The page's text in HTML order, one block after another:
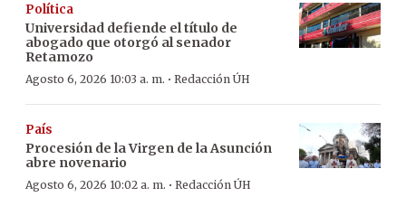
Política
Universidad defiende el título de
abogado que otorgó al senador
Retamozo
Agosto 6, 2026 10:03 a. m. · Redacción ÚH
País
Procesión de la Virgen de la Asunción
abre novenario
Agosto 6, 2026 10:02 a. m. · Redacción ÚH